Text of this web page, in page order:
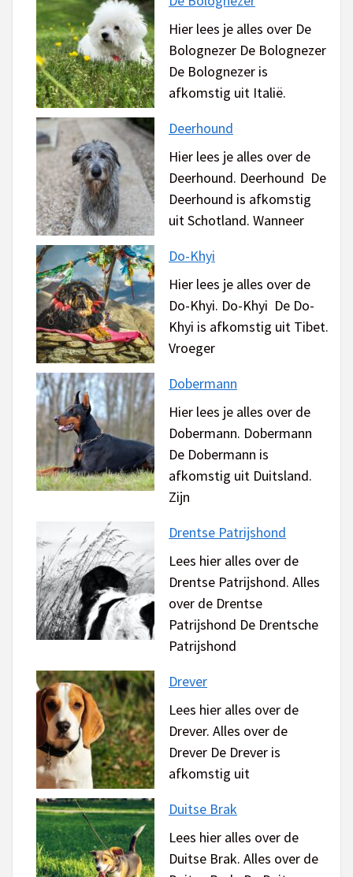
Hier lees je alles over De
Bolognezer De Bolognezer
De Bolognezer is
afkomstig uit Italië.
Deerhound
Hier lees je alles over de
Deerhound. Deerhound De
Deerhound is afkomstig
uit Schotland. Wanneer
Do-Khyi
Hier lees je alles over de
Do-Khyi. Do-Khyi De Do-
Khyi is afkomstig uit Tibet.
Vroeger
Dobermann
Hier lees je alles over de
Dobermann. Dobermann
De Dobermann is
afkomstig uit Duitsland.
Zijn
Drentse Patrijshond
Lees hier alles over de
Drentse Patrijshond. Alles
over de Drentse
Patrijshond De Drentsche
Patrijshond
Drever
Lees hier alles over de
Drever. Alles over de
Drever De Drever is
afkomstig uit
Duitse Brak
Lees hier alles over de
Duitse Brak. Alles over de